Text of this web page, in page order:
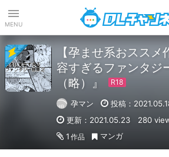
MENU
【孕ませ系おスス
容すぎるファンタジ
（略）』
孕マン
投稿：
更新：2021.05.23
280
1 作品 マンガ